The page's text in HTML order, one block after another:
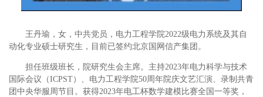
王丹瑜，女，中共党员，电力工程学院2022级电力系统及其自
动化专业硕士研究生，目前已签约北京国网信产集团。
担任班级班长，院研究生会主席。主持2023年电力科学与技术
国际会议（ICPST）、电力工程学院50周年院庆文艺汇演、录制共青
团 中央华服周节目。获得2023年电工杯数学建模比赛全国一等奖，